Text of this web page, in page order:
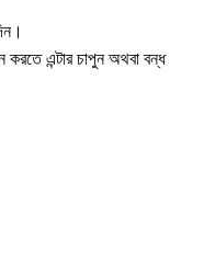
করতে এন্টার চাপুন অথবা বন্ধ